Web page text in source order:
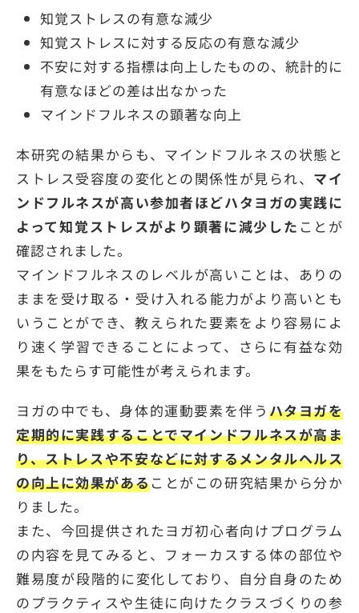
知覚ストレスの有意な減少
知覚ストレスに対する反応の有意な減少
不安に対する指標は向上したものの、統計的に
有意なほどの差は出なかった
マインドフルネスの顕著な向上
本研究の結果からも、マインドフルネスの状態と
ストレス受容度の変化との関係性が見られ、 マイ
ンドフルネスが高い参加者ほどハタヨガの実践に
よって知覚ストレスがより顕著に減少した ことが
確認されました。
マインドフルネスのレベルが高いことは、ありの
ままを受け取る・受け入れる能力がより高いとも
いうことができ、教えられた要素をより容易によ
り速く学習できることによって、さらに有益な効
果をもたらす可能性が考えられます。
ヨガの中でも、身体的運動要素を伴う ハタヨガを
定期的に実践することでマインドフルネスが高ま
り、ストレスや不安などに対するメンタルヘルス
の向上に効果があることがこの研究結果から分か
りました。
また、今回提供されたヨガ初心者向けプログラム
の内容を見てみると、フォーカスする体の部位や
難易度が段階的に変化しており、自分自身のため
のプラクティスや生徒に向けたクラスづくりの参